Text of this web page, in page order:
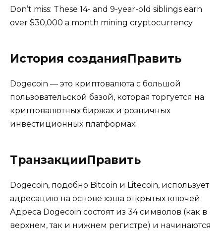
Don’t miss: These 14- and 9-year-old siblings earn
over $30,000 a month mining cryptocurrency
История cозданияПравить
Dogecoin — это криптовалюта с большой
пользовательской базой, которая торгуется на
криптовалютных биржах и розничных
инвестиционных платформах.
ТранзакцииПравить
Dogecoin, подобно Bitcoin и Litecoin, использует
адресацию на основе хэша открытых ключей.
Адреса Dogecoin состоят из 34 символов (как в
верхнем, так и нижнем регистре) и начинаются